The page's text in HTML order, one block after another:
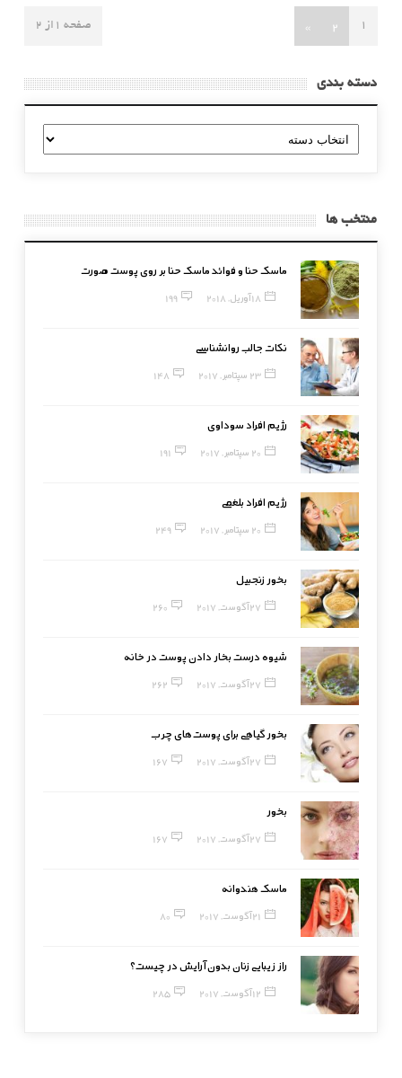
صفحه 1از 2 1
2
»
دسته بندی
دسته
بندی
منتخب ها
ماسک حنا و فوائد ماسک حنا بر روی پوست صورت
18 آوریل, 2018 199
نکات جالب روانشناسی
23 سپتامبر, 2017 148
رژیم افراد سوداوی
20 سپتامبر, 2017 191
رژیم افراد بلغمی
20 سپتامبر, 2017 249
بخور زنجبیل
27 آگوست, 2017 260
شیوه درست بخار دادن پوست در خانه
27 آگوست, 2017 262
بخور گیاهی برای پوست‌های چرب
27 آگوست, 2017 167
بخور
27 آگوست, 2017 167
ماسک هندوانه
21 آگوست, 2017 80
راز زیبایی زنان بدون آرایش در چیست؟
12 آگوست, 2017 285